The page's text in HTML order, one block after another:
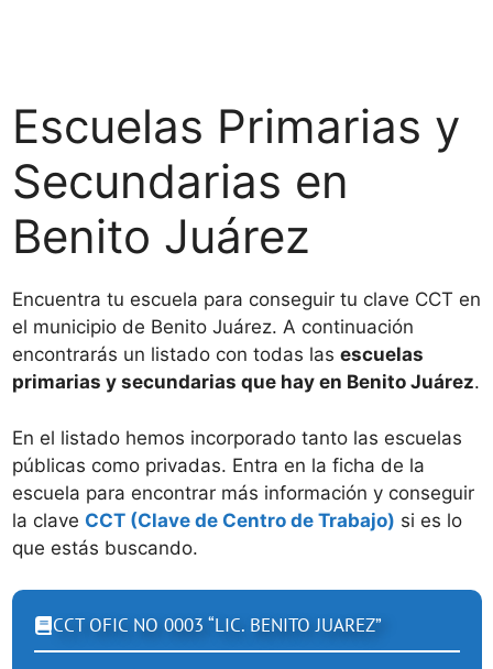
Escuelas Primarias y
Secundarias en
Benito Juárez
Encuentra tu escuela para conseguir tu clave CCT en
el municipio de Benito Juárez. A continuación
encontrarás un listado con todas las escuelas
primarias y secundarias que hay en Benito Juárez.
En el listado hemos incorporado tanto las escuelas
públicas como privadas. Entra en la ficha de la
escuela para encontrar más información y conseguir
la clave CCT (Clave de Centro de Trabajo) si es lo
que estás buscando.
CCT OFIC NO 0003 “LIC. BENITO JUAREZ”